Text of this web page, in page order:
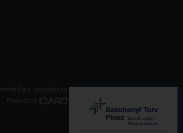
Park Igazgatóság. Minden jog fenntartva.
Powered by